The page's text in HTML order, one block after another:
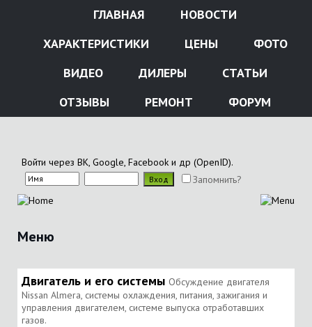
ГЛАВНАЯ
НОВОСТИ
ХАРАКТЕРИСТИКИ
ЦЕНЫ
ФОТО
ВИДЕО
ДИЛЕРЫ
СТАТЬИ
ОТЗЫВЫ
РЕМОНТ ФОРУМ
Войти через ВК, Google, Facebook и др (OpenID).
Запомнить?
Меню
Двигатель и его системы Обсуждение двигателя
Nissan Almera, системы охлаждения, питания, зажигания и
управления двигателем, системе выпуска отработавших
газов.